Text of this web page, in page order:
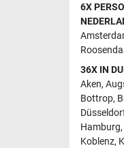
6X
36X IN
Aken,
Bottrop,
Hamburg,
Koblenz,